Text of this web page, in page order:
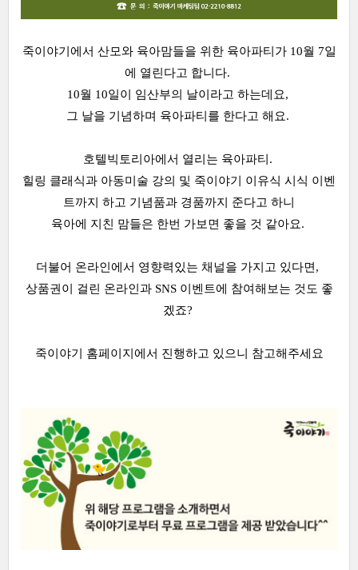
죽이야기에서 산모와 육아맘들을 위한 육아파티가 10월 7일
에 열린다고 합니다.
10월 10일이 임산부의 날이라고 하는데요,
그 날을 기념하며 육아파티를 한다고 해요.
호텔빅토리아에서 열리는 육아파티.
힐링 클래식과 아동미술 강의 및 죽이야기 이유식 시식 이벤
트까지 하고 기념품과 경품까지 준다고 하니
육아에 지친 맘들은 한번 가보면 좋을 것 같아요.
더불어 온라인에서 영향력있는 채널을 가지고 있다면,
상품권이 걸린 온라인과 SNS 이벤트에 참여해보는 것도 좋
겠죠?
죽이야기 홈페이지에서 진행하고 있으니 참고해주세요